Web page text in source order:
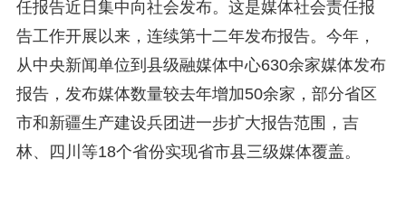
任报告近日集中向社会发布。这是媒体社会责任报
告工作开展以来，连续第十二年发布报告。今年，
从中央新闻单位到县级融媒体中心630余家媒体发布
报告，发布媒体数量较去年增加50余家，部分省区
市和新疆生产建设兵团进一步扩大报告范围，吉
林、四川等18个省份实现省市县三级媒体覆盖。